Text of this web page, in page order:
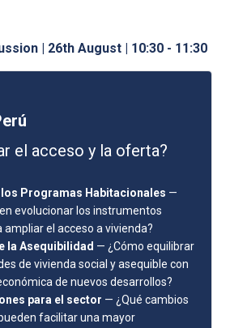
| 26th August | 10:30 - 11:30
el acceso y la oferta?
los Programas Habitacionales —
evolucionar los instrumentos
ampliar el acceso a vivienda?
la Asequibilidad — ¿Cómo equilibrar
de vivienda social y asequible con
de nuevos desarrollos?
para el sector — ¿Qué cambios
facilitar una mayor